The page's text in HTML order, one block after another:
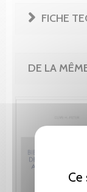
Ce
FICHE
DE LA